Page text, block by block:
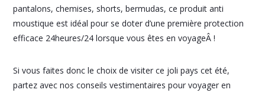
pantalons, chemises, shorts, bermudas, ce produit anti
moustique est idéal pour se doter d’une première protection
efficace 24heures/24 lorsque vous êtes en voyageÂ !
Si vous faites donc le choix de visiter ce joli pays cet été,
partez avec nos conseils vestimentaires pour voyager en